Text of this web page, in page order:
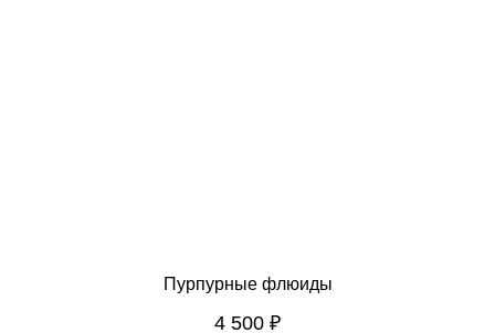
Пурпурные флюиды
4 500 ₽